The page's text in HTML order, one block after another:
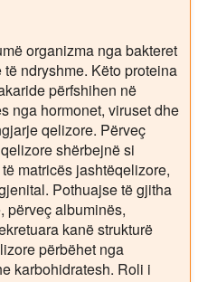
organizma nga bakteret
ndryshme. Këto proteina
përfshihen në
nga hormonet, viruset dhe
qelizore. Përveç
shërbejnë si
matricës jashtëqelizore,
Pothuajse të gjitha
përveç albuminës,
kanë strukturë
përbëhet nga
karbohidratesh. Roli i